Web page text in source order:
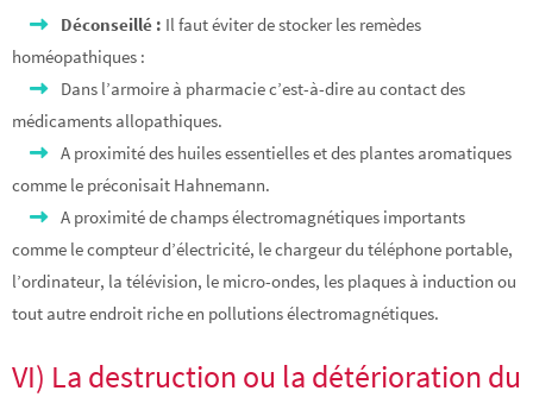
Déconseillé : Il faut éviter de stocker les remèdes
homéopathiques :
Dans l’armoire à pharmacie c’est-à-dire au contact des
médicaments allopathiques.
A proximité des huiles essentielles et des plantes aromatiques
comme le préconisait Hahnemann.
A proximité de champs électromagnétiques importants
comme le compteur d’électricité, le chargeur du téléphone portable,
l’ordinateur, la télévision, le micro-ondes, les plaques à induction ou
tout autre endroit riche en pollutions électromagnétiques.
VI) La destruction ou la détérioration du